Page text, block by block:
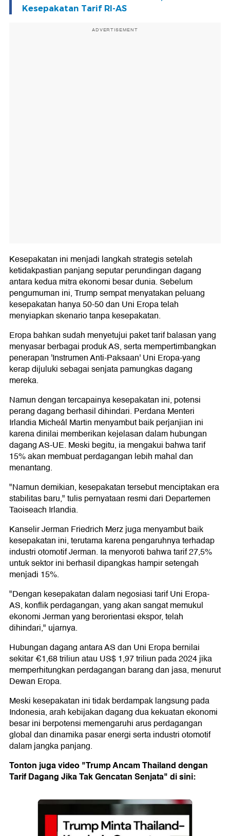
Kesepakatan Tarif RI-AS
ADVERTISEMENT
Kesepakatan ini menjadi langkah strategis setelah
ketidakpastian panjang seputar perundingan dagang
antara kedua mitra ekonomi besar dunia. Sebelum
pengumuman ini, Trump sempat menyatakan peluang
kesepakatan hanya 50-50 dan Uni Eropa telah
menyiapkan skenario tanpa kesepakatan.
Eropa bahkan sudah menyetujui paket tarif balasan yang
menyasar berbagai produk AS, serta mempertimbangkan
penerapan 'Instrumen Anti-Paksaan' Uni Eropa-yang
kerap dijuluki sebagai senjata pamungkas dagang
mereka.
Namun dengan tercapainya kesepakatan ini, potensi
perang dagang berhasil dihindari. Perdana Menteri
Irlandia Micheál Martin menyambut baik perjanjian ini
karena dinilai memberikan kejelasan dalam hubungan
dagang AS-UE. Meski begitu, ia mengakui bahwa tarif
15% akan membuat perdagangan lebih mahal dan
menantang.
"Namun demikian, kesepakatan tersebut menciptakan era
stabilitas baru," tulis pernyataan resmi dari Departemen
Taoiseach Irlandia.
Kanselir Jerman Friedrich Merz juga menyambut baik
kesepakatan ini, terutama karena pengaruhnya terhadap
industri otomotif Jerman. Ia menyoroti bahwa tarif 27,5%
untuk sektor ini berhasil dipangkas hampir setengah
menjadi 15%.
"Dengan kesepakatan dalam negosiasi tarif Uni Eropa-
AS, konflik perdagangan, yang akan sangat memukul
ekonomi Jerman yang berorientasi ekspor, telah
dihindari," ujarnya.
Hubungan dagang antara AS dan Uni Eropa bernilai
sekitar €1,68 triliun atau US$ 1,97 triliun pada 2024 jika
memperhitungkan perdagangan barang dan jasa, menurut
Dewan Eropa.
Meski kesepakatan ini tidak berdampak langsung pada
Indonesia, arah kebijakan dagang dua kekuatan ekonomi
besar ini berpotensi memengaruhi arus perdagangan
global dan dinamika pasar energi serta industri otomotif
dalam jangka panjang.
Tonton juga video "Trump Ancam Thailand dengan
Tarif Dagang Jika Tak Gencatan Senjata" di sini: